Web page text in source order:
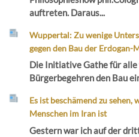
auftreten. Daraus...
Wuppertal: Zu wenige
gegen den Bau der Erdogan-
Die Initiative Gathe für
Bürgerbegehren den Bau
Es ist beschämend zu
Menschen im Iran ist
Gestern war ich auf der